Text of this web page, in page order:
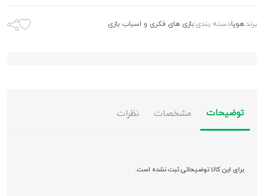
برند:هوپادسته بندی:بازی های فکری و اسباب بازی
توضیحات مشخصات نظرات
برای این کالا توضیحاتی ثبت نشده است.